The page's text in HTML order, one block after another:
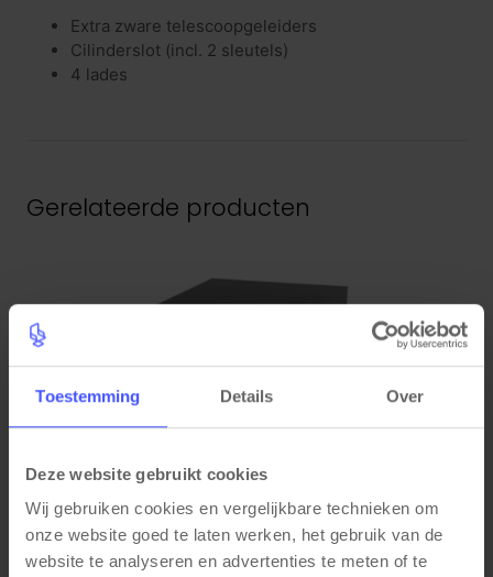
Toestemming Details Over
Deze website gebruikt cookies
Wij gebruiken cookies en vergelijkbare technieken om
onze website goed te laten werken, het gebruik van de
website te analyseren en advertenties te meten of te
Extra zware telescoopgeleiders
Cilinderslot (incl. 2 sleutels)
4 lades
Gerelateerde producten